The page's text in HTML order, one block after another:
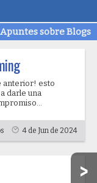
Apuntes sobre Blogs
anterior! esto
darle una
4 de Jun de 2024